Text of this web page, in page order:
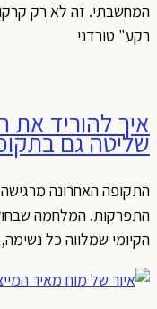
המחשבתי. זה לא רק
רקע" טורדני
איך להוריד את
שליטה גם
התקופה האחרונה
התפרקות. המלחמה
הקיומי שמלווה כל